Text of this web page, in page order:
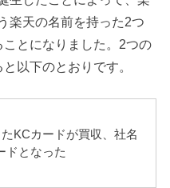
楽天の名前を持った2つ
とになりました。2つの
以下のとおりです。
KCカードが買収、社名
ドとなった